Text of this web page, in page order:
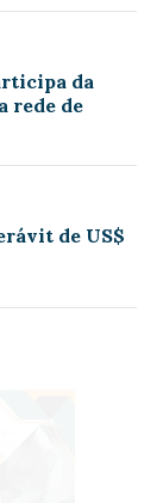
da
rede de
de US$